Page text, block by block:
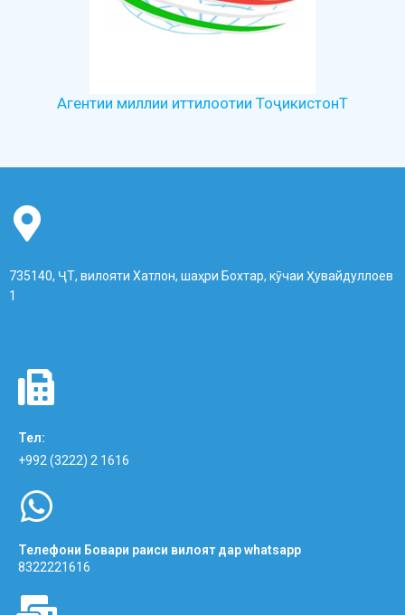
Агентии миллии иттилоотии ТоҷикистонТ
735140, ҶТ, вилояти Хатлон, шаҳри Бохтар, кӯчаи Ҳувайдуллоев
1
Тел:
+992 (3222) 2 1616
Телефони Бовари раиси вилоят дар whatsapp
8322221616